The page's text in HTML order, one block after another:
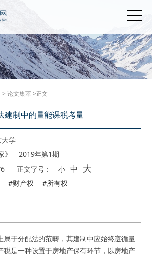
>论文集萃>正文
建制中的量能课税考量
大学
》 2019年第1期
正文字号： 小 中 大
#财产权 #所有权
属于分配法的范畴，其建制中应始终遵循量
税是一种设置于房地产保有环节，以房地产